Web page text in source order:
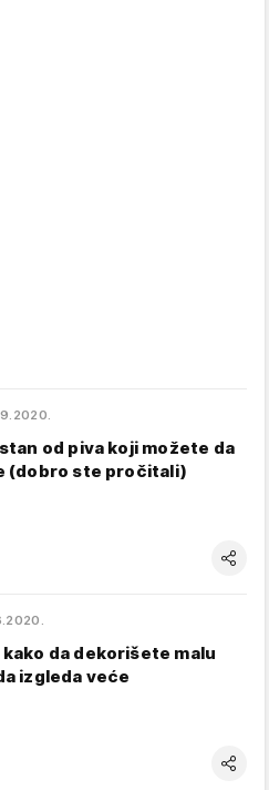
od piva koji možete da
(dobro ste pročitali)
kako da dekorišete malu
izgleda veće